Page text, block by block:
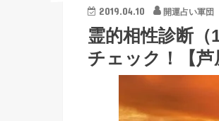
2019.04.10 開運占い軍団
霊的相性診断
チェック！【芦